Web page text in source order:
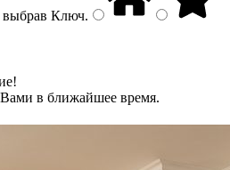
выбрав Ключ.
в ближайшее время.